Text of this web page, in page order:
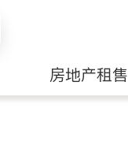
房地产租售